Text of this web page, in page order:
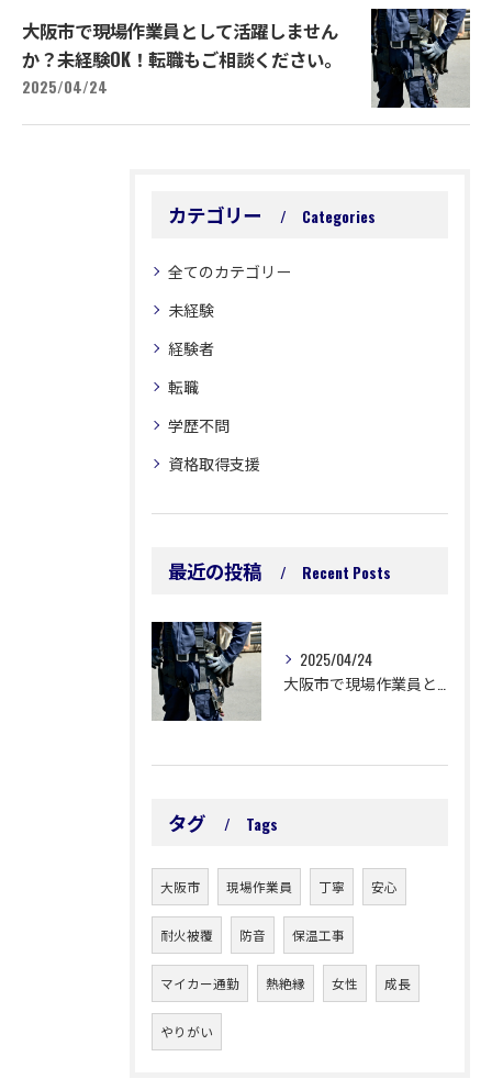
大阪市で現場作業員として活躍しません
か？未経験OK！転職もご相談ください。
2025/04/24
カテゴリー Categories
全てのカテゴリー
未経験
経験者
転職
学歴不問
資格取得支援
最近の投稿 Recent Posts
2025/04/24
タグ Tags
大阪市 現場作業員 丁寧 安心
耐火被覆 防音 保温工事
マイカー通勤 熱絶縁 女性 成長
やりがい